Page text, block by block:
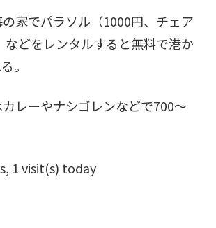
家でパラソル（1000円、チェア
などをレンタルすると無料で港か
。
レーやナシゴレンなどで700～
1 visit(s) today